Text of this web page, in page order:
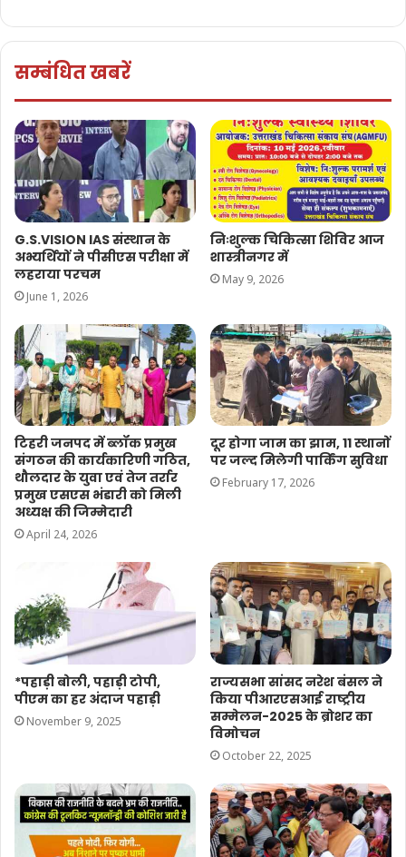
सम्बंधित खबरें
G.S.VISION IAS संस्थान के
अभ्यर्थियों ने पीसीएस परीक्षा में
लहराया परचम
June 1, 2026
निःशुल्क चिकित्सा शिविर आज
शास्त्रीनगर में
May 9, 2026
टिहरी जनपद में ब्लॉक प्रमुख
संगठन की कार्यकारिणी गठित,
थौलदार के युवा एवं तेज तर्रार
प्रमुख एसएस भंडारी को मिली
अध्यक्ष की जिम्मेदारी
April 24, 2026
दूर होगा जाम का झाम, 11 स्थानों
पर जल्द मिलेगी पार्किंग सुविधा
February 17, 2026
*पहाड़ी बोली, पहाड़ी टोपी,
पीएम का हर अंदाज पहाड़ी
November 9, 2025
राज्यसभा सांसद नरेश बंसल ने
किया पीआरएसआई राष्ट्रीय
सम्मेलन-2025 के ब्रोशर का
विमोचन
October 22, 2025